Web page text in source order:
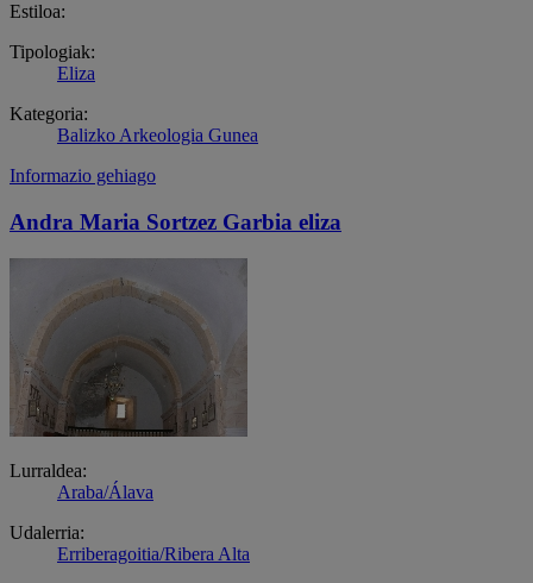
Estiloa:
Tipologiak:
Eliza
Kategoria:
Balizko Arkeologia Gunea
Informazio gehiago
Andra Maria Sortzez Garbia eliza
Lurraldea:
Araba/Álava
Udalerria:
Erriberagoitia/Ribera Alta